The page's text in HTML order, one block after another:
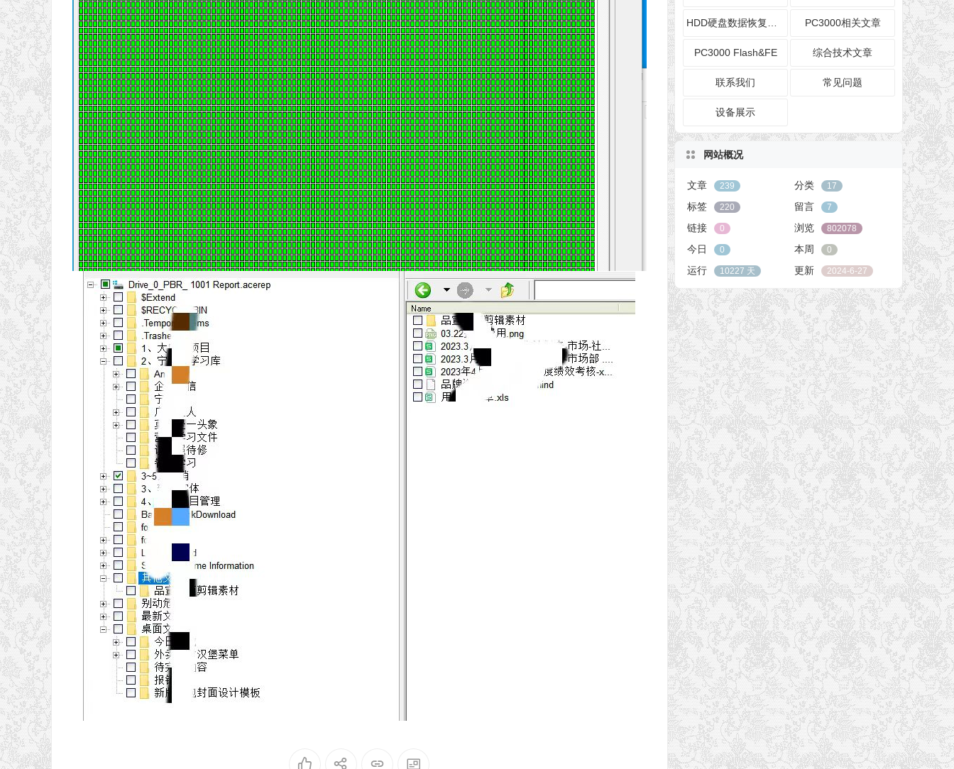
PC3000相关文章
PC3000 Flash&FE 综合技术文章
联系我们 常见问题
设备展示
网站概况
文章 239 分类 17
标签 220 留言 7
链接 0 浏览 802078
今日 0 本周 0
运行 10227 天 更新 2024-6-27